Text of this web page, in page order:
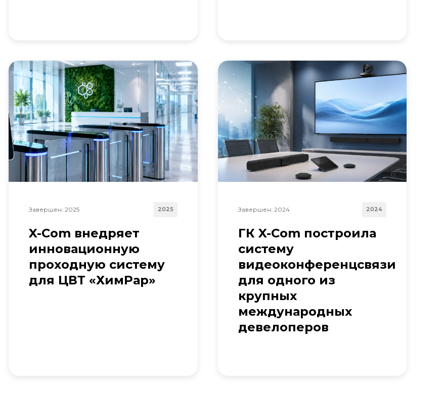
Завершен: 2025 2025
X-Com внедряет
инновационную
проходную систему
для ЦВТ «ХимРар»
Завершен: 2024 2024
ГК X-Com построила
систему
видеоконференцсвязи
для одного из
крупных
международных
девелоперов